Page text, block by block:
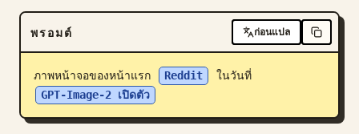
ดาวน์โหลด
พรอมต์ ก่อนแปล
ภาพหน้าจอของหน้าแรก Reddit
ในวันที่
GPT-Image-2 เปิดตัว